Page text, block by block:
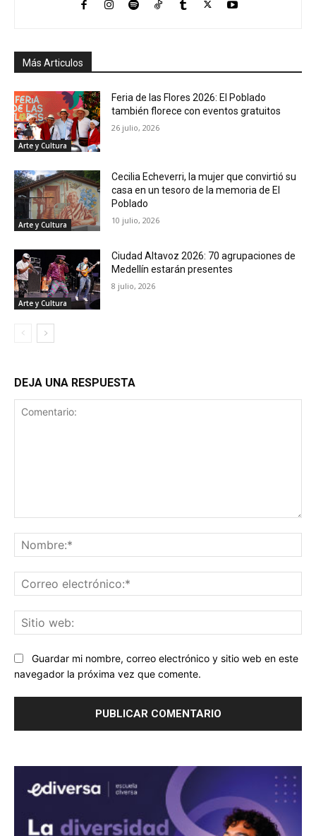
Más Articulos
Arte y Cultura
Feria de las Flores 2026: El Poblado
también florece con eventos gratuitos
26 julio, 2026
Arte y Cultura
Cecilia Echeverri, la mujer que convirtió su
casa en un tesoro de la memoria de El
Poblado
10 julio, 2026
Arte y Cultura
Ciudad Altavoz 2026: 70 agrupaciones de
Medellín estarán presentes
8 julio, 2026
DEJA UNA RESPUESTA
Guardar mi nombre, correo electrónico y sitio web en este
navegador la próxima vez que comente.